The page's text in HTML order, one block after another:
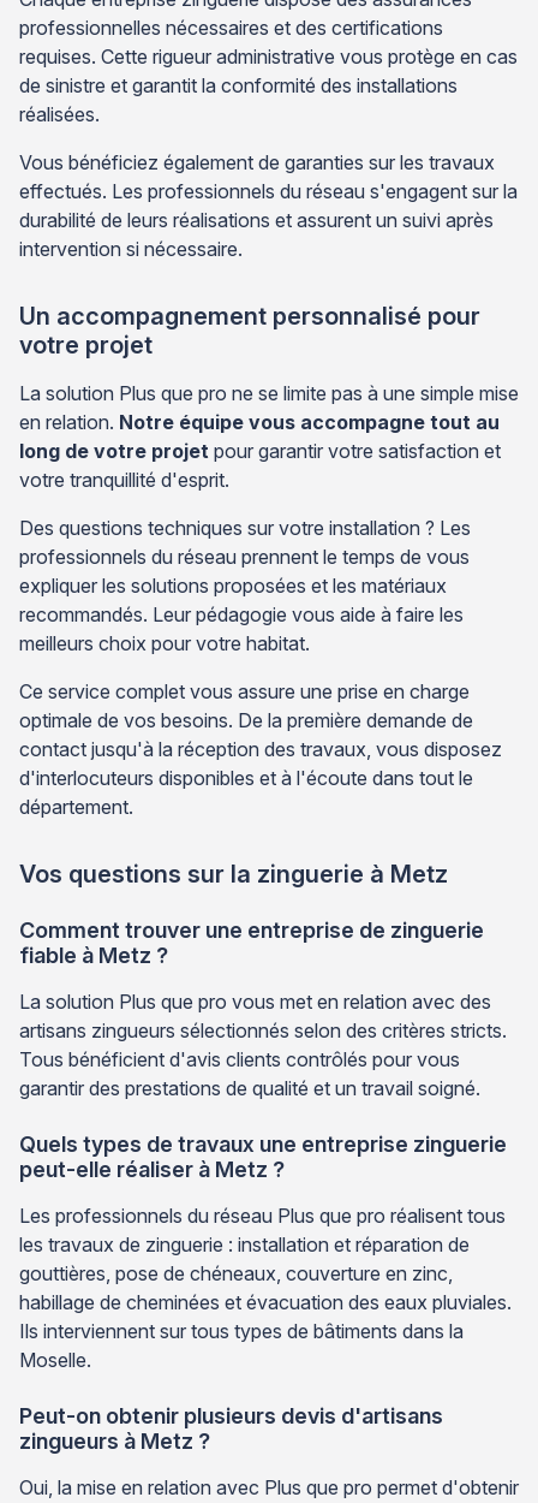
professionnelles nécessaires et des certifications
requises. Cette rigueur administrative vous protège en cas
de sinistre et garantit la conformité des installations
réalisées.
Vous bénéficiez également de garanties sur les travaux
effectués. Les professionnels du réseau s'engagent sur la
durabilité de leurs réalisations et assurent un suivi après
intervention si nécessaire.
Un accompagnement personnalisé pour
votre projet
La solution Plus que pro ne se limite pas à une simple mise
en relation. Notre équipe vous accompagne tout au
long de votre projet pour garantir votre satisfaction et
votre tranquillité d'esprit.
Des questions techniques sur votre installation ? Les
professionnels du réseau prennent le temps de vous
expliquer les solutions proposées et les matériaux
recommandés. Leur pédagogie vous aide à faire les
meilleurs choix pour votre habitat.
Ce service complet vous assure une prise en charge
optimale de vos besoins. De la première demande de
contact jusqu'à la réception des travaux, vous disposez
d'interlocuteurs disponibles et à l'écoute dans tout le
département.
Vos questions sur la zinguerie à Metz
Comment trouver une entreprise de zinguerie
fiable à Metz ?
La solution Plus que pro vous met en relation avec des
artisans zingueurs sélectionnés selon des critères stricts.
Tous bénéficient d'avis clients contrôlés pour vous
garantir des prestations de qualité et un travail soigné.
Quels types de travaux une entreprise zinguerie
peut-elle réaliser à Metz ?
Les professionnels du réseau Plus que pro réalisent tous
les travaux de zinguerie : installation et réparation de
gouttières, pose de chéneaux, couverture en zinc,
habillage de cheminées et évacuation des eaux pluviales.
Ils interviennent sur tous types de bâtiments dans la
Moselle.
Peut-on obtenir plusieurs devis d'artisans
zingueurs à Metz ?
Oui, la mise en relation avec Plus que pro permet d'obtenir